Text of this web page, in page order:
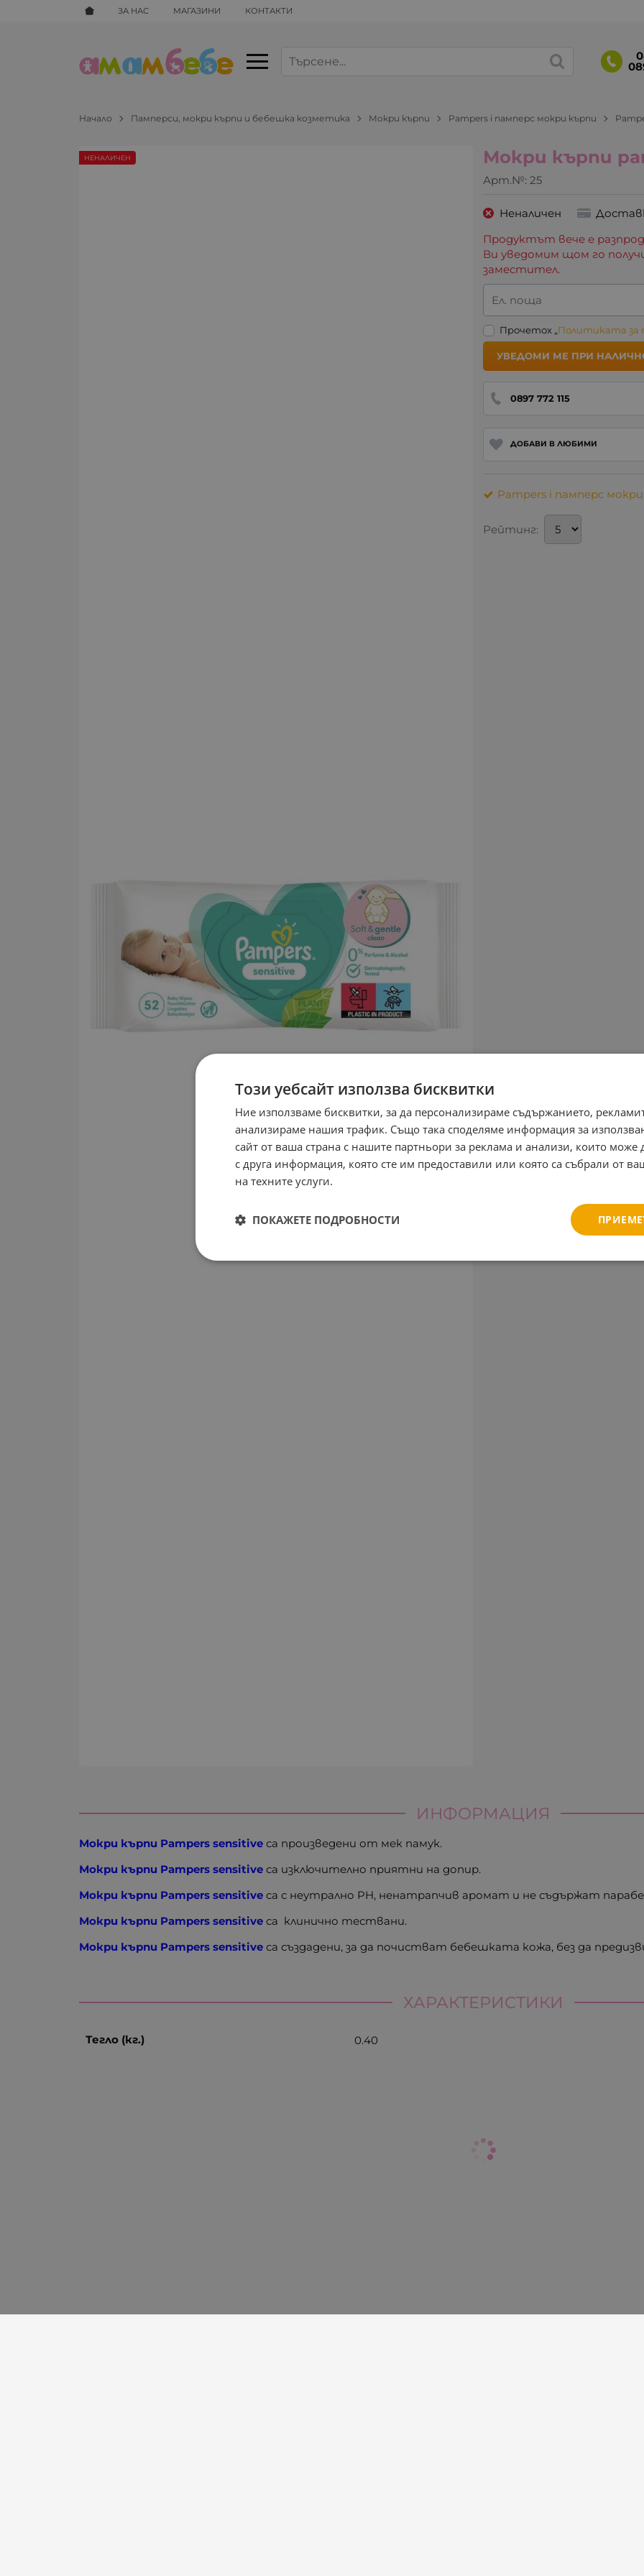
ЗА НАС МАГАЗИНИ КОНТАКТИ
Начало Памперси, мокри кърпи и бебешка козметика Мокри кърпи Pampers i памперс мокри кърпи
Мокри кърпи
Арт.№: 25
НЕНАЛИЧЕН
Неналичен
Продуктът вече е
Ви уведомим щом го
заместител.
Ел. поща
Прочетох „Политиката за
УВЕДОМИ МЕ ПРИ
0897 772 115
ДОБАВИ В ЛЮБИМИ
Pampers i памперс
Рейтинг:
ИНФОРМАЦИЯ
Мокри кърпи Pampers sensitive са произведени от мек памук.
Мокри кърпи Pampers sensitive са изключително приятни на допир.
Мокри кърпи Pampers sensitive са с неутрално PH, ненатрапчив аромат и не съдържат
Мокри кърпи Pampers sensitive са клинично тествани.
Мокри кърпи Pampers sensitive са създадени, за да почистват бебешката кожа, без да
ХАРАКТЕРИСТИКИ
Тегло (кг.) 0.40
Този уебсайт използва бисквитки
Ние използваме бисквитки, за да персонализираме съдържанието,
анализираме нашия трафик. Също така споделяме информация за
сайт от ваша страна с нашите партньори за реклама и анализи, които може
с друга информация, която сте им предоставили или която са събрали от
на техните услуги.
ПОКАЖЕТЕ ПОДРОБНОСТИ